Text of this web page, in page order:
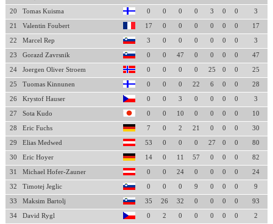
20 Tomas Kuisma 0 0 0 0 3 0 0 3
21 Valentin Foubert 17 0 0 0 0 0 0 17
22 Marcel Rep 3 0 0 0 0 0 0 3
23 Gorazd Zavrsnik 0 0 47 0 0 0 0 47
24 Joergen Oliver Stroem 0 0 0 0 25 0 0 25
25 Tuomas Kinnunen 0 0 0 22 6 0 0 28
26 Krystof Hauser 0 0 3 0 0 0 0 3
27 Sota Kudo 0 0 10 0 0 0 0 10
28 Eric Fuchs 7 0 2 21 0 0 0 30
29 Elias Medwed 53 0 0 0 27 0 0 80
30 Eric Hoyer 14 0 11 57 0 0 0 82
31 Michael Hofer-Zauner 0 0 24 0 0 0 0 24
32 Timotej Jeglic 0 0 0 9 0 0 0 9
33 Maksim Bartolj 35 26 32 0 0 0 0 93
34 David Rygl 0 2 0 0 0 0 0 2